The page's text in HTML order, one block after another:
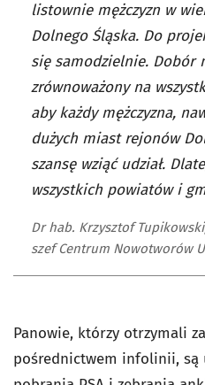
listownie mężczyzn w
Dolnego Śląska. Do
się samodzielnie. Dobór
zrównoważony na
aby każdy mężczyzna,
dużych miast rejonów
szansę wziąć udział.
wszystkich powiatów i
Dr hab. Krzysztof
szef Centrum Nowotworów
Panowie, którzy otrzymali
pośrednictwem infolinii,